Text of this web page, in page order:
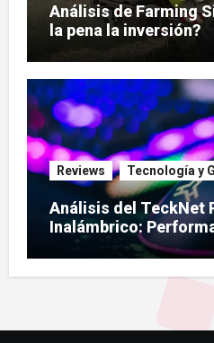
Análisis de Farming
la pena la inversión?
Reviews Tecnología y
Análisis del TeckNet
Inalámbrico: